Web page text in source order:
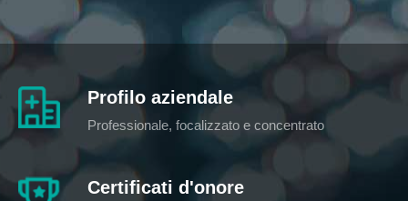
Profilo aziendale
Professionale, focalizzato e concentrato
Certificati d'onore